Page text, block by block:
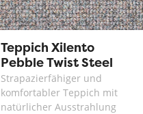
Teppich Xilento
Pebble Twist Steel
Strapazierfähiger und
komfortabler Teppich mit
natürlicher Ausstrahlung